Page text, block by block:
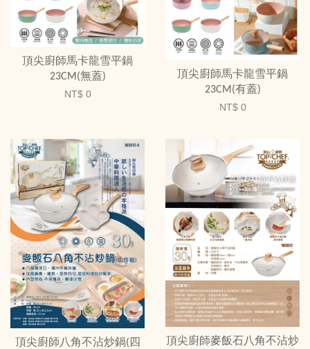
頂尖廚師馬卡龍雪平鍋
23CM(無蓋)
NT$ 0
頂尖廚師馬卡龍雪平鍋
23CM(有蓋)
NT$ 0
頂尖廚師八角不沾炒鍋(四
頂尖廚師麥飯石八角不沾炒